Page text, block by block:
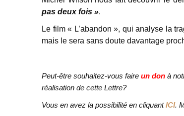
pas deux fois ».
Le film « L’abandon », qui analyse la
mais le sera sans doute davantage
Peut-être souhaitez-vous faireun don à
réalisation de cette Lettre?
Vous en avez la possibilité en cliquantICI.